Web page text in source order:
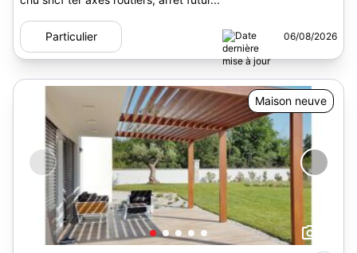
Particulier 06/08/2026
Maison neuve